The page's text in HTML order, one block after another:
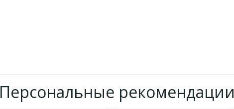
Персональные рекомендации